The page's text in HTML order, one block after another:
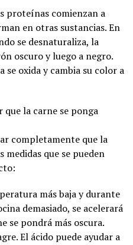
proteínas comienzan a
en otras sustancias. En
se desnaturaliza, la
oscuro y luego a negro.
oxida y cambia su color a
que la carne se ponga
completamente que la
medidas que se pueden
más baja y durante
demasiado, se acelerará
se pondrá más oscura.
El ácido puede ayudar a